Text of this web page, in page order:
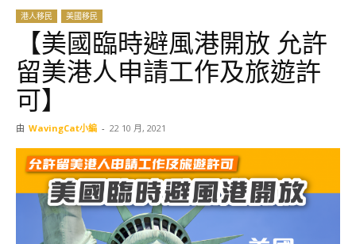
港人移民 美國移民
【美國臨時避風港開放 允許
留美港人申請工作及旅遊許
可】
由 WavingCat小編 - 22 10 月, 2021